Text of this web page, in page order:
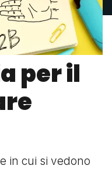
per il
in cui si vedono